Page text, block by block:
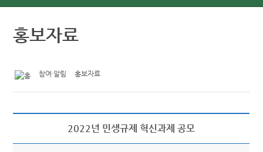
홍보자료
참여·알림 홍보자료
2022년 민생규제 혁신과제 공모